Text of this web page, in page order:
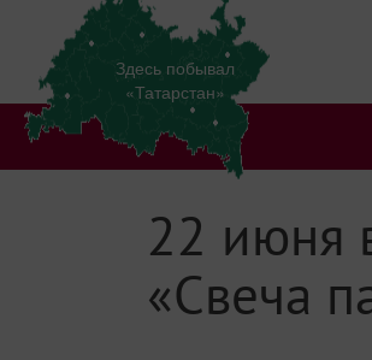
Здесь побывал
«Татарстан»
22 июня
«Свеча